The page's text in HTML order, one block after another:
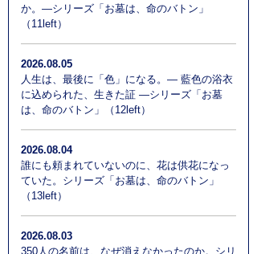
か。―シリーズ「お墓は、命のバトン」
（11left）
2026.08.05
人生は、最後に「色」になる。― 藍色の浴衣
に込められた、生きた証 ―シリーズ「お墓
は、命のバトン」（12left）
2026.08.04
誰にも頼まれていないのに、花は供花になっ
ていた。シリーズ「お墓は、命のバトン」
（13left）
2026.08.03
350人の名前は、なぜ消えなかったのか。シリ